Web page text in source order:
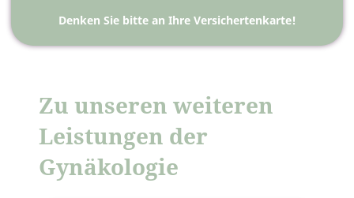
Denken Sie bitte an Ihre Versichertenkarte!
Zu unseren weiteren
Leistungen der
Gynäkologie